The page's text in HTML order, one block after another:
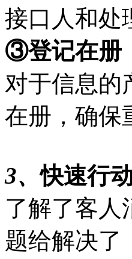
接口人和处
③登记在册
对于信息的
在册，确保
3、快速行
了解了客人
题给解决了